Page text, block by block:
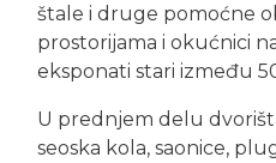
štale i druge pomoćne
prostorijama i okućnici
eksponati stari između
U prednjem delu
seoska kola, saonice,